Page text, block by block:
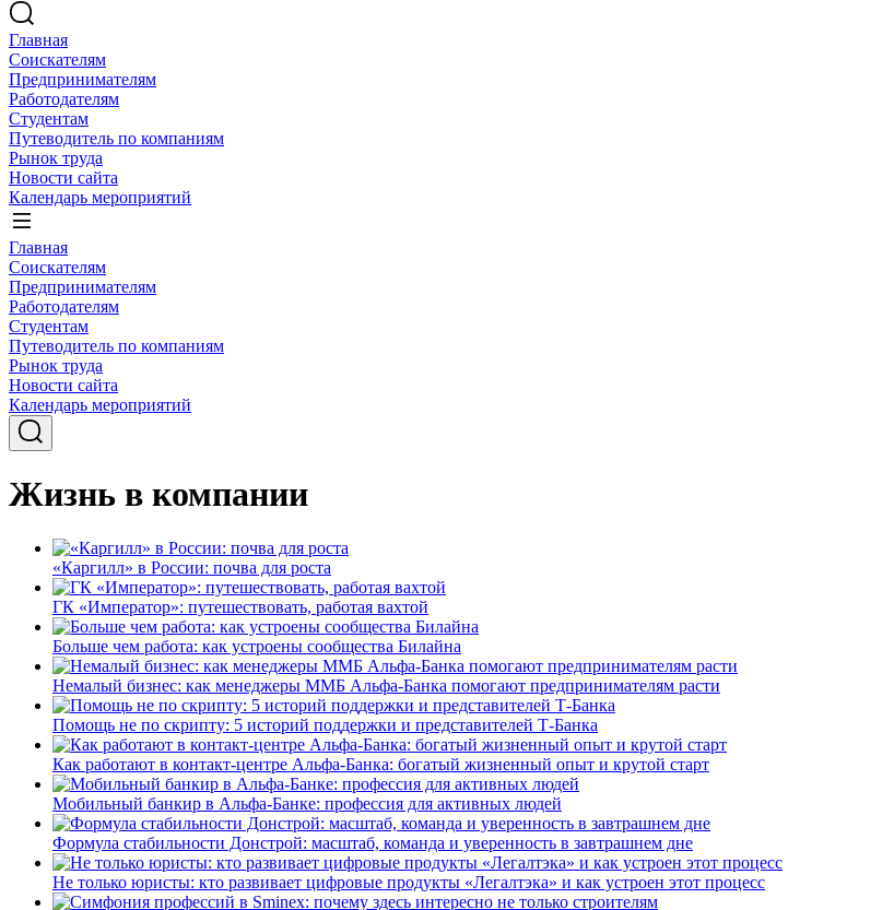
Главная
Соискателям
Предпринимателям
Работодателям
Студентам
Путеводитель по компаниям
Рынок труда
Новости сайта
Календарь мероприятий
Главная
Соискателям
Предпринимателям
Работодателям
Студентам
Путеводитель по компаниям
Рынок труда
Новости сайта
Календарь мероприятий
Жизнь в компании
«Каргилл» в России: почва для роста
ГК «Император»: путешествовать, работая вахтой
Больше чем работа: как устроены сообщества Билайна
Немалый бизнес: как менеджеры ММБ Альфа-Банка помогают предпринимателям расти
Помощь не по скрипту: 5 историй поддержки и представителей Т-Банка
Как работают в контакт-центре Альфа-Банка: богатый жизненный опыт и крутой старт
Мобильный банкир в Альфа-Банке: профессия для активных людей
Формула стабильности Донстрой: масштаб, команда и уверенность в завтрашнем дне
Не только юристы: кто развивает цифровые продукты «Легалтэка» и как устроен этот процесс